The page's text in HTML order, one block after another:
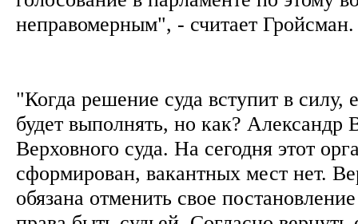
неправомерным", - считает
"Когда решение суда вступит в силу,
будет выполнять, но как? Александр
Верховного суда. На сегодня этот
сформирован, вакантных мест нет.
обязана отменить свое